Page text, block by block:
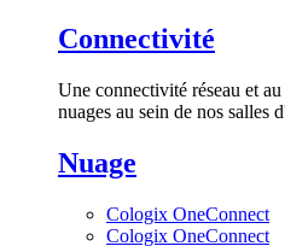
Connectivité
Une connectivité réseau et
nuages au sein de nos salles
Nuage
Cologix OneConnect
Cologix OneConnect